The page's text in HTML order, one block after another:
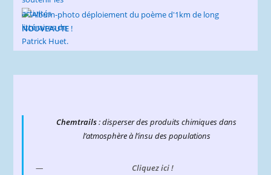
NOUVEAUTE !
Chemtrails: disperser des produits chimiques dans
l’atmosphère à l’insu des populations
Cliquez ici !